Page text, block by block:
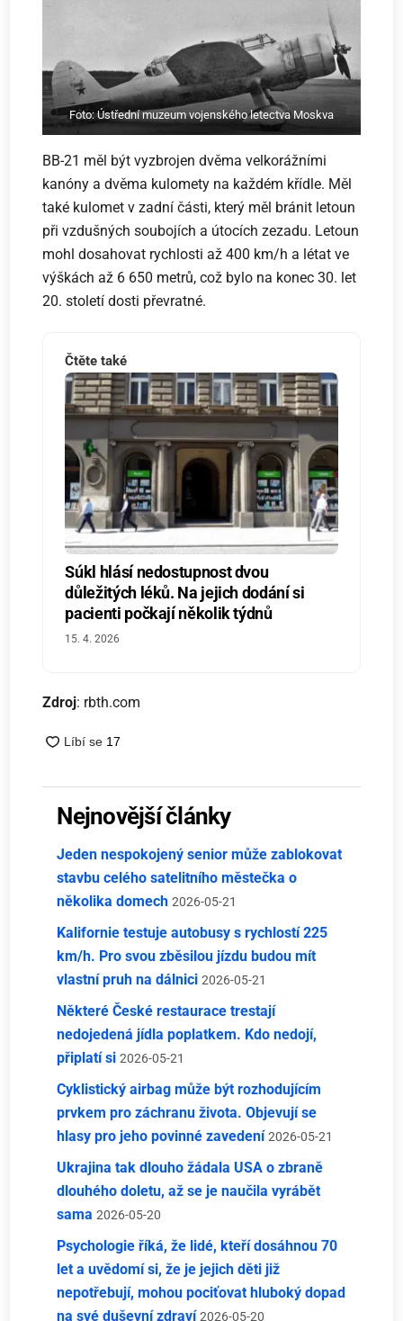
Foto: Ústřední muzeum vojenského letectva Moskva
BB-21 měl být vyzbrojen dvěma velkorážními
kanóny a dvěma kulomety na každém křídle. Měl
také kulomet v zadní části, který měl bránit letoun
při vzdušných soubojích a útocích zezadu. Letoun
mohl dosahovat rychlosti až 400 km/h a létat ve
výškách až 6 650 metrů, což bylo na konec 30. let
20. století dosti převratné.
Čtěte také
Súkl hlásí nedostupnost dvou
důležitých léků. Na jejich dodání si
pacienti počkají několik týdnů
15. 4. 2026
Zdroj: rbth.com
Nejnovější články
Jeden nespokojený senior může zablokovat
stavbu celého satelitního městečka o
několika domech 2026-05-21
Kalifornie testuje autobusy s rychlostí 225
km/h. Pro svou zběsilou jízdu budou mít
vlastní pruh na dálnici 2026-05-21
Některé České restaurace trestají
nedojedená jídla poplatkem. Kdo nedojí,
připlatí si 2026-05-21
Cyklistický airbag může být rozhodujícím
prvkem pro záchranu života. Objevují se
hlasy pro jeho povinné zavedení 2026-05-21
Ukrajina tak dlouho žádala USA o zbraně
dlouhého doletu, až se je naučila vyrábět
sama 2026-05-20
Psychologie říká, že lidé, kteří dosáhnou 70
let a uvědomí si, že je jejich děti již
nepotřebují, mohou pociťovat hluboký dopad
na své duševní zdraví 2026-05-20